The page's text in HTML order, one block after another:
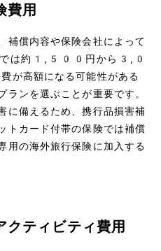
費用
補償内容や保険会社によって
行では約1,500円から3,0
が高額になる可能性がある
ランを選ぶことが重要です。
に備えるため、携行品損害補
トカード付帯の保険では補償
用の海外旅行保険に加入する
クティビティ費用